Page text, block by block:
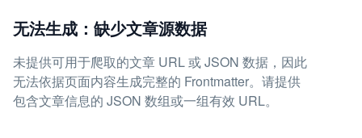
无法生成：缺少文章源数据
未提供可用于爬取的文章 URL 或 JSON 数据，因此
无法依据页面内容生成完整的 Frontmatter。请提供
包含文章信息的 JSON 数组或一组有效 URL。